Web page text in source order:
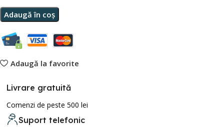
Adaugă în coș
Adaugă la favorite
Livrare gratuită
Comenzi de peste 500 lei
Suport telefonic